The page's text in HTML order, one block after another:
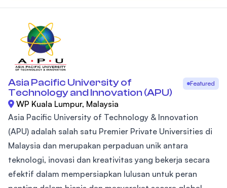
Asia Pacific University of
Technology and Innovation (APU)
Featured
WP Kuala Lumpur, Malaysia
Asia Pacific University of Technology & Innovation
(APU) adalah salah satu Premier Private Universities di
Malaysia dan merupakan perpaduan unik antara
teknologi, inovasi dan kreativitas yang bekerja secara
efektif dalam mempersiapkan lulusan untuk peran